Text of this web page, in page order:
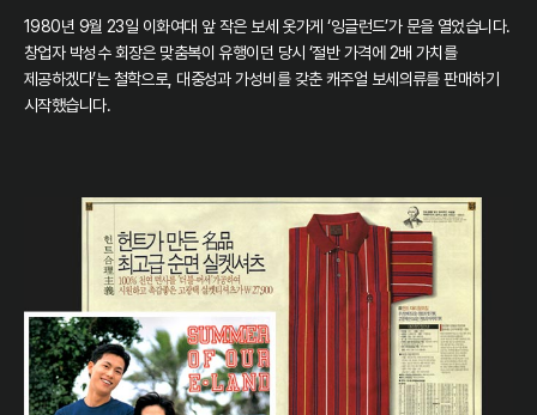
1980년 9월 23일 이화여대 앞 작은 보세 옷가게 ‘잉글런드’가 문을 열었습니다.
창업자 박성수 회장은 맞춤복이 유행이던 당시 ‘절반 가격에 2배 가치를
제공하겠다’는 철학으로, 대중성과 가성비를 갖춘 캐주얼 보세의류를 판매하기
시작했습니다.